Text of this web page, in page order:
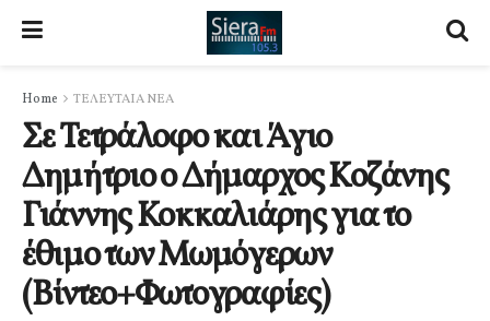
Home ΤΕΛΕΥΤΑΙΑ ΝΕΑ
Σε Τετράλοφο και Άγιο
Δημήτριο ο Δήμαρχος Κοζάνης
Γιάννης Κοκκαλιάρης για το
έθιμο των Μωμόγερων
(Βίντεο+Φωτογραφίες)